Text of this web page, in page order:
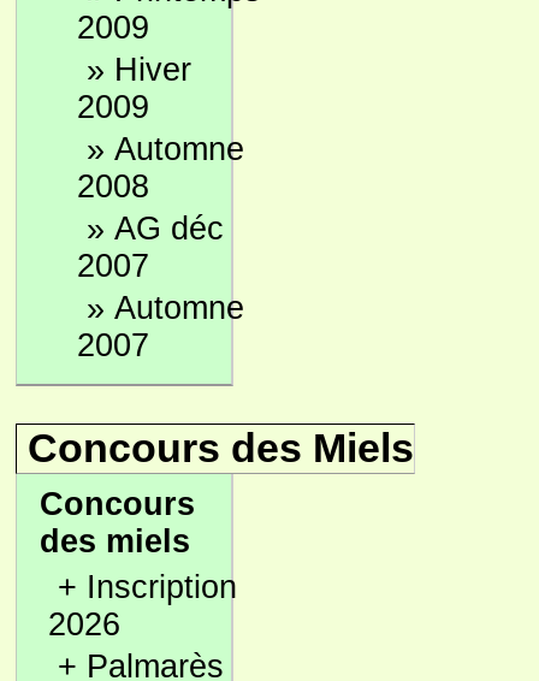
2009
» Hiver
2009
» Automne
2008
» AG déc
2007
» Automne
2007
Concours des Miels
Concours
des miels
+ Inscription
2026
+ Palmarès